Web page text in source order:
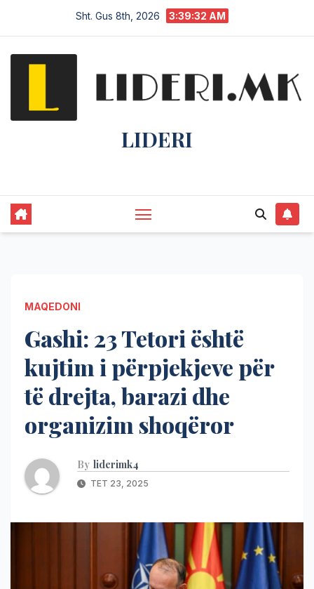
Sht. Gus 8th, 2026 3:39:33 AM
LIDERI
MAQEDONI
Gashi: 23 Tetori është
kujtim i përpjekjeve për
të drejta, barazi dhe
organizim shoqëror
By liderimk4
TET 23, 2025